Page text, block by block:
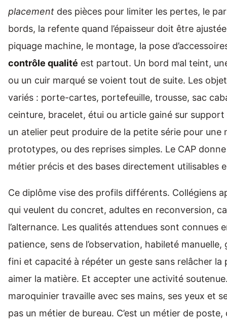
placement des pièces pour limiter les pertes, le
bords, la refente quand l’épaisseur doit être
piquage machine, le montage, la pose
contrôle qualité est partout. Un bord mal teint,
ou un cuir marqué se voient tout de suite. Les
variés : porte-cartes, portefeuille, trousse, sac
ceinture, bracelet, étui ou article gainé sur
un atelier peut produire de la petite série pour une
prototypes, ou des reprises simples. Le CAP
métier précis et des bases directement utilisables
Ce diplôme vise des profils différents. Collégiens
qui veulent du concret, adultes en reconversion,
l’alternance. Les qualités attendues sont connues
patience, sens de l’observation, habileté
fini et capacité à répéter un geste sans relâcher la
aimer la matière. Et accepter une activité
maroquinier travaille avec ses mains, ses yeux et
pas un métier de bureau. C’est un métier de poste,